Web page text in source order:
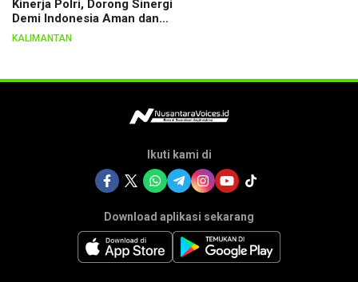
Kinerja Polri, Dorong Sinergi
Demi Indonesia Aman dan
Berkeadilan
KALIMANTAN
Ikuti kami di
Download aplikasi sekarang